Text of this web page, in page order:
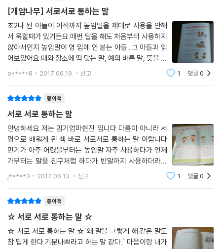
[개암나무] 서로서로 통하는 말
초2나 된 아들이 아직까지 높임말을 제대로 사용을 안해
서 욱할때가 있거든요.매번 말을 해도 처음부터 사용하지
않아서인지 높임말이 영 입에 안 붙는 아들...그 아들과 읽
어보았어요.때와 장소에 딱 맞는 말, 예의 바른 말, 뜻을 부
드럽게 전하는 말을 '서로서로 통하는 말'이라고 해요.이
o*****8 2017.06.19. 신고 1 댓글0
종이책
서로 서로 통하는 말
안녕하세요 저는 밈기엄마현진 입니다 다름이 아니라 서
평으로 배워게 된 책 바로 서로서로 통하는 말 이랍니다
민기가 아주 어렸을부터는 높임말 자주 사용하다가 언제
가부터는 말을 친구처럼 하다가 반말까지 사용하더라구
요 엄마와 아빠 함부러 말을 하게 되었어요~~ 우리말 표
현력 활동책 이라서 민기한데 꼭 필요한 책이라서 너무 좋
j*****3 2017.06.13. 신고 1 댓글0
종이책
☆ 서로 서로 통하는 말 ☆
☆ 서로 서로 통하는 말 ☆"왜 말을 그렇게 해.같은 말도
참 밉게 한다.기분나쁘라고 하는 말 같다." 마음이랑 내가